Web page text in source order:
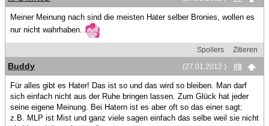
Meiner Meinung nach sind die meisten Hater selber Bronies, wollen es
nur nicht wahrhaben.
Spoilers
Zitieren
(27.01.2012 )
#8
Buddy
Für alles gibt es Hater! Das ist so und das wird so bleiben. Man darf
sich einfach nicht aus der Ruhe bringen lassen. Zum Glück hat jeder
seine eigene Meinung. Bei Hatern ist es aber oft so das einer sagt:
z.B. MLP ist Mist und ganz viele sagen einfach das selbe weil sie nicht